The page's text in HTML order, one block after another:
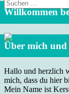
Suche
nach:
Willkommen
Über mich und
Hallo und herzlich
mich, dass du hier
Mein Name ist